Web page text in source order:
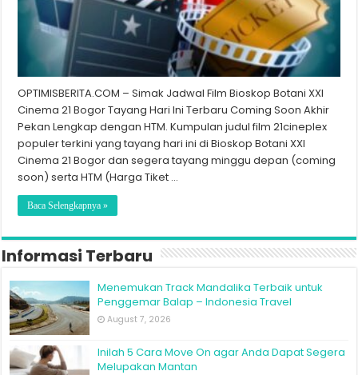
OPTIMISBERITA.COM – Simak Jadwal Film Bioskop Botani XXI
Cinema 21 Bogor Tayang Hari Ini Terbaru Coming Soon Akhir
Pekan Lengkap dengan HTM. Kumpulan judul film 21cineplex
populer terkini yang tayang hari ini di Bioskop Botani XXI
Cinema 21 Bogor dan segera tayang minggu depan (coming
soon) serta HTM (Harga Tiket …
Baca Selengkapnya »
Informasi Terbaru
Menemukan Track Mandalika Terbaik untuk
Penggemar Balap – Indonesia Travel
August 7, 2026
Inilah 5 Cara Move On agar Anda Dapat Segera
Melupakan Mantan